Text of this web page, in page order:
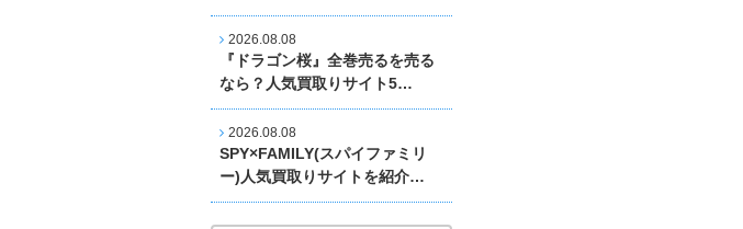
2026.08.08
『ドラゴン桜』全巻売るを売る
なら？人気買取りサイト5…
2026.08.08
SPY×FAMILY(スパイファミリ
ー)人気買取りサイトを紹介…